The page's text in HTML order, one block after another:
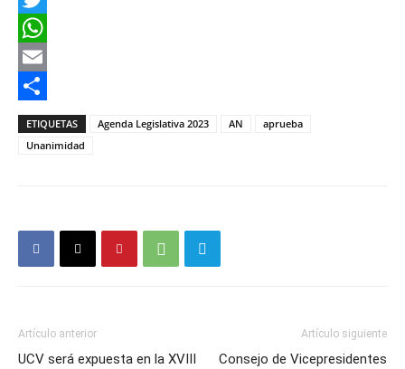
Twitter
WhatsApp
Email
Compartir
ETIQUETAS Agenda Legislativa 2023 AN
aprueba
Unanimidad
Artículo anterior
UCV será expuesta en la XVIII
Artículo siguiente
Consejo de Vicepresidentes